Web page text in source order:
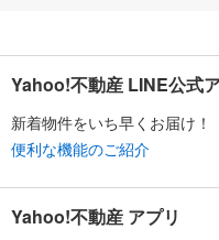
Yahoo!不動産 LINE公式
新着物件をいち早くお届け！
便利な機能のご紹介
Yahoo!不動産 アプリ